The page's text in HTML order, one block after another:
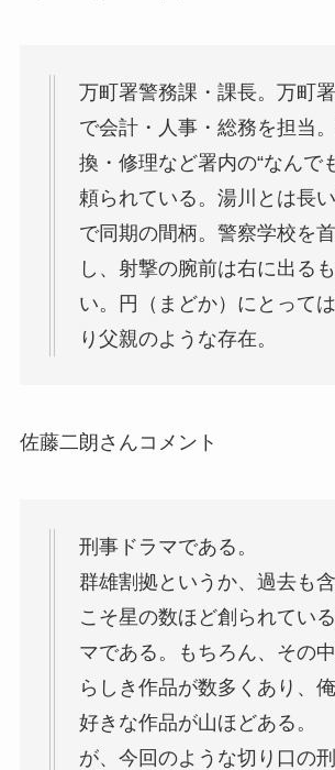
万町署警務課・課長。万町
で会計・人事・総務を担当
換・修理など署内の“なんで
頼られている。湯川とは長
で同期の間柄。警察学校を
し、射撃の腕前は右に出る
い。円（まどか）にとって
り父親のような存在。
佐藤二朗さんコメント
刑事ドラマである。
群雄割拠というか、過去も
こそ星の数ほど創られてい
マである。もちろん、その
らしき作品が数多くあり、
好きな作品が山ほどある。
が、今回のような切り口の